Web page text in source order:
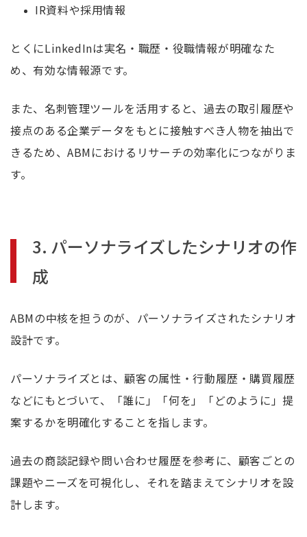
IR資料や採用情報
とくにLinkedInは実名・職歴・役職情報が明確なた
め、有効な情報源です。
また、名刺管理ツールを活用すると、過去の取引履歴や
接点のある企業データをもとに接触すべき人物を抽出で
きるため、ABMにおけるリサーチの効率化につながりま
す。
3. パーソナライズしたシナリオの作
成
ABMの中核を担うのが、パーソナライズされたシナリオ
設計です。
パーソナライズとは、顧客の属性・行動履歴・購買履歴
などにもとづいて、「誰に」「何を」「どのように」提
案するかを明確化することを指します。
過去の商談記録や問い合わせ履歴を参考に、顧客ごとの
課題やニーズを可視化し、それを踏まえてシナリオを設
計します。